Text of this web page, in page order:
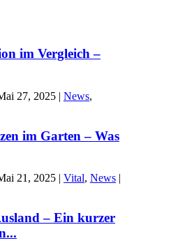
im Vergleich –
27, 2025| News,
im Garten – Was
21, 2025| Vital, News|
– Ein kurzer